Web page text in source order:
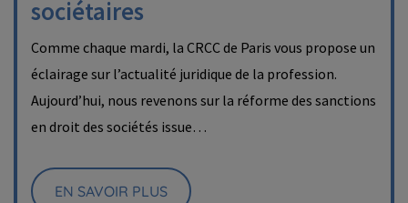
sociétaires
Comme chaque mardi, la CRCC de Paris vous propose un
éclairage sur l’actualité juridique de la profession.
Aujourd’hui, nous revenons sur la réforme des sanctions
en droit des sociétés issue…
EN SAVOIR PLUS